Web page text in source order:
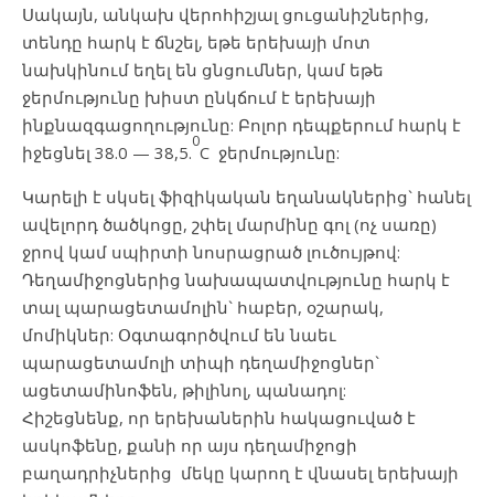
Սակայն, անկախ վերոհիշյալ ցուցանիշներից,
տենդը հարկ է ճնշել, եթե երեխայի մոտ
նախկինում եղել են ցնցումներ, կամ եթե
ջերմությունը խիստ ընկճում է երեխայի
ինքնազգացողությունը: Բոլոր դեպքերում հարկ է
իջեցնել 38.0 — 38,5.
0
C ջերմությունը:
Կարելի է սկսել ֆիզիկական եղանակներից` հանել
ավելորդ ծածկոցը, շփել մարմինը գոլ (ոչ սառը)
ջրով կամ սպիրտի նոսրացրած լուծույթով:
Դեղամիջոցներից նախապատվությունը հարկ է
տալ պարացետամոլին` հաբեր, օշարակ,
մոմիկներ: Օգտագործվում են նաեւ
պարացետամոլի տիպի դեղամիջոցներ`
ացետամինոֆեն, թիլինոլ, պանադոլ:
Հիշեցնենք, որ երեխաներին հակացուված է
ասկոֆենը, քանի որ այս դեղամիջոցի
բաղադրիչներից մեկը կարող է վնասել երեխայի